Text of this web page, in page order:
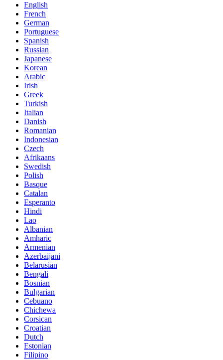
English
French
German
Portuguese
Spanish
Russian
Japanese
Korean
Arabic
Irish
Greek
Turkish
Italian
Danish
Romanian
Indonesian
Czech
Afrikaans
Swedish
Polish
Basque
Catalan
Esperanto
Hindi
Lao
Albanian
Amharic
Armenian
Azerbaijani
Belarusian
Bengali
Bosnian
Bulgarian
Cebuano
Chichewa
Corsican
Croatian
Dutch
Estonian
Filipino